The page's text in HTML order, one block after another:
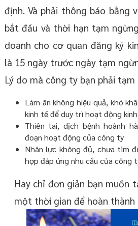
định. Và phải thông báo bằng
bắt đầu và thời hạn tạm
doanh cho cơ quan đăng ký
là 15 ngày trước ngày tạm
Lý do mà công ty bạn phải
Làm ăn không hiệu quả, khó
kinh tế để duy trì hoạt động
Thiên tai, dịch bệnh hoành
đoạn hoạt động của công ty
Nhân lực không đủ, chưa tìm
hợp đáp ứng nhu cầu của công
Hay chỉ đơn giản bạn muốn
một thời gian để hoàn thành